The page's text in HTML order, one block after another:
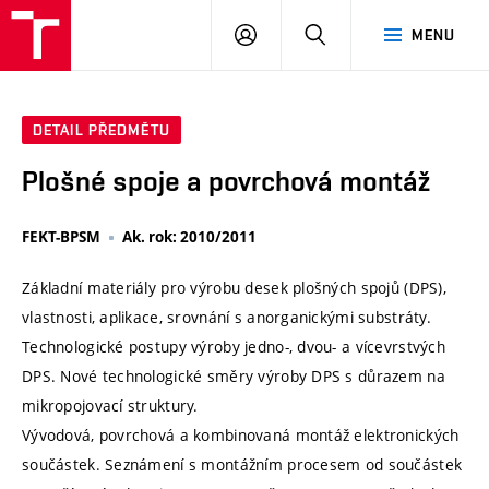
MENU
PŘIHLÁSIT
DETAIL PŘEDMĚTU
Plošné spoje a povrchová montáž
FEKT-BPSM Ak. rok: 2010/2011
Základní materiály pro výrobu desek plošných spojů (DPS),
vlastnosti, aplikace, srovnání s anorganickými substráty.
Technologické postupy výroby jedno-, dvou- a vícevrstvých
DPS. Nové technologické směry výroby DPS s důrazem na
mikropojovací struktury.
Vývodová, povrchová a kombinovaná montáž elektronických
součástek. Seznámení s montážním procesem od součástek